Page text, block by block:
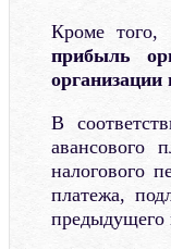
Кроме того,
прибыль
организации
В
авансового
налогового
платежа,
предыдущего